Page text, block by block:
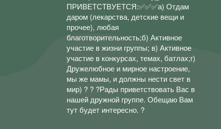
ПРИВЕТСТВУЕТСЯ:✅✅✅а) Отдам
даром (лекарства, детские вещи и
прочее), любая
благотворительность;б) Активное
участие в жизни группы; в) Активное
участие в конкурсах, темах, батлах;г)
Дружелюбное и мирное настроение,
мы же мамы, и должны нести свет в
мир) ? ? ?Рады приветствовать Вас в
нашей дружной группе. Обещаю Вам
тут будет интересно. ?